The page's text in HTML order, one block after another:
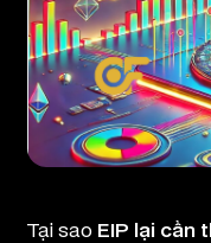
Tại sao EIP lại cần